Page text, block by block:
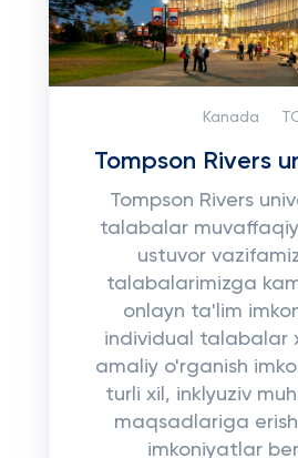
Kanada
Tompson Rivers
Tompson Rivers
talabalar
ustuvor
talabalarimizga
onlayn ta'lim
individual talabalar
amaliy o'rganish
turli xil, inklyuziv
maqsadlariga
imkoniyatlar